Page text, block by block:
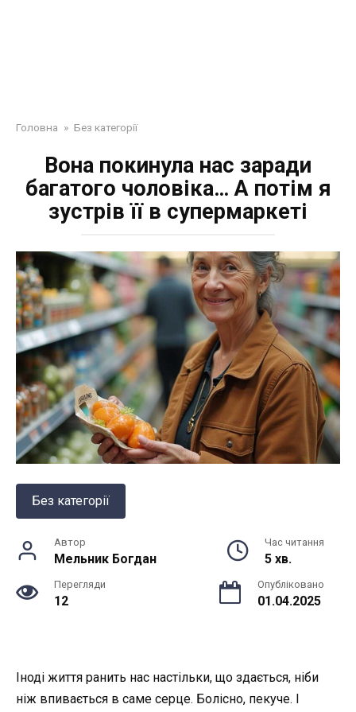
Головна » Без категорії
Вона покинула нас заради
багатого чоловіка… А потім я
зустрів її в супермаркеті
Без категорії
Автор
Мельник Богдан
Час читання
5 хв.
Перегляди
12
Опубліковано
01.04.2025
Іноді життя ранить нас настільки, що здається, ніби
ніж впивається в саме серце. Болісно, пекуче. І